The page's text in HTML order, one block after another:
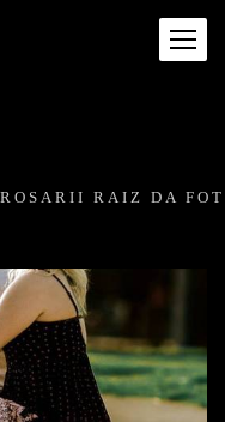
ROSARII RAIZ DA